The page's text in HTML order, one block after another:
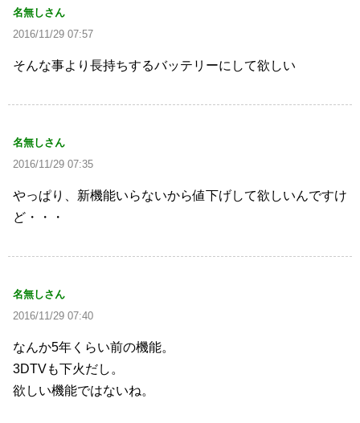
名無しさん
2016/11/29 07:57
そんな事より長持ちするバッテリーにして欲しい
名無しさん
2016/11/29 07:35
やっぱり、新機能いらないから値下げして欲しいんですけ
ど・・・
名無しさん
2016/11/29 07:40
なんか5年くらい前の機能。
3DTVも下火だし。
欲しい機能ではないね。